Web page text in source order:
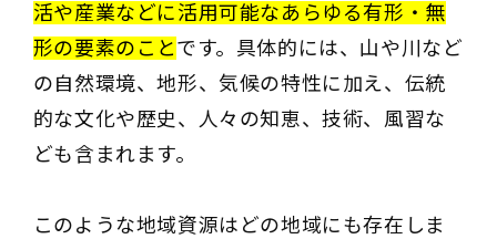
活や産業などに活用可能なあらゆる有形・無
形の要素のことです。具体的には、山や川など
の自然環境、地形、気候の特性に加え、伝統
的な文化や歴史、人々の知恵、技術、風習な
ども含まれます。
このような地域資源はどの地域にも存在しま